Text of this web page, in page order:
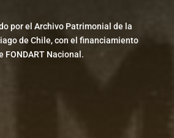
por el Archivo Patrimonial de la
de Chile, con el financiamiento
FONDART Nacional.